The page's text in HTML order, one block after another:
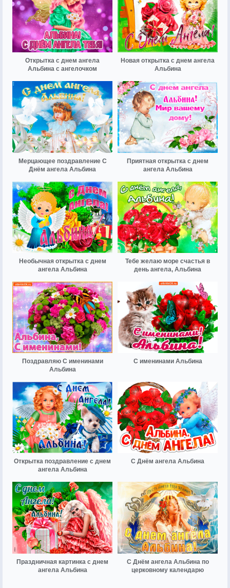
Открытка с днем ангела
Альбина с ангелочком
Новая открытка с днем ангела
Альбина
Мерцающее поздравление С
Днём ангела Альбина
Приятная открытка с днем
ангела Альбина
Необычная открытка с днем
ангела Альбина
Тебе желаю море счастья в
день ангела, Альбина
Поздравляю С именинами
Альбина
С именинами Альбина
Открытка поздравление с днем
ангела Альбина
С Днём ангела Альбина
Праздничная картинка с днем
ангела Альбина
С Днём ангела Альбина по
церковному календарю